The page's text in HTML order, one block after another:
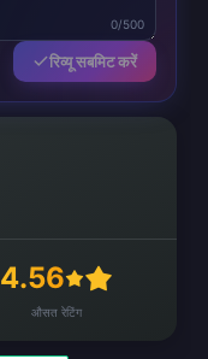
0/500
रिव्यू सबमिट करें
4.56
औसत रेटिंग